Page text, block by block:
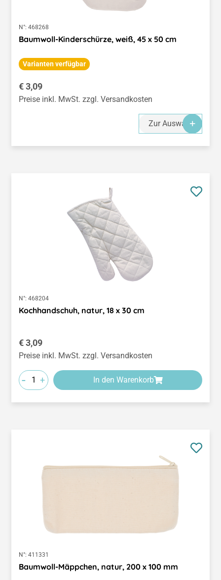
N°: 468268
Baumwoll-Kinderschürze, weiß, 45 x 50 cm
Varianten verfügbar
Regulärer Preis:
€ 3,09
Preise inkl. MwSt. zzgl. Versandkosten
Zur Auswahl
N°: 468204
Kochhandschuh, natur, 18 x 30 cm
Regulärer Preis:
€ 3,09
Preise inkl. MwSt. zzgl. Versandkosten
- + In den Warenkorb
N°: 411331
Baumwoll-Mäppchen, natur, 200 x 100 mm